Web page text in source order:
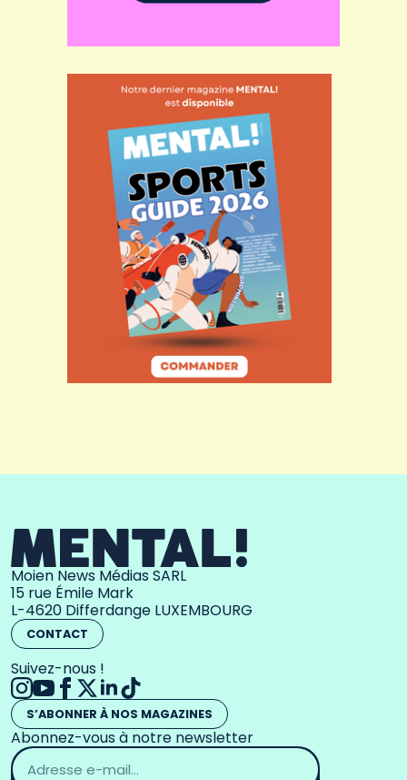
Moien News Médias SARL
15 rue Émile Mark
L-4620 Differdange LUXEMBOURG
CONTACT
Suivez-nous !
S’ABONNER À NOS MAGAZINES
Abonnez-vous à notre newsletter
Adresse
email